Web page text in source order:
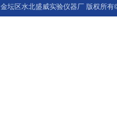
金坛区水北盛威实验仪器厂 版权所